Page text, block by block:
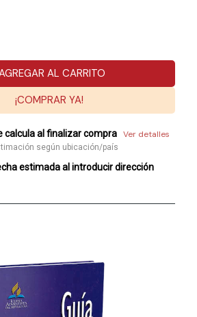
AL CARRITO
¡COMPRAR YA!
calcula al finalizar compra Ver detalles
según ubicación/país
estimada al introducir dirección